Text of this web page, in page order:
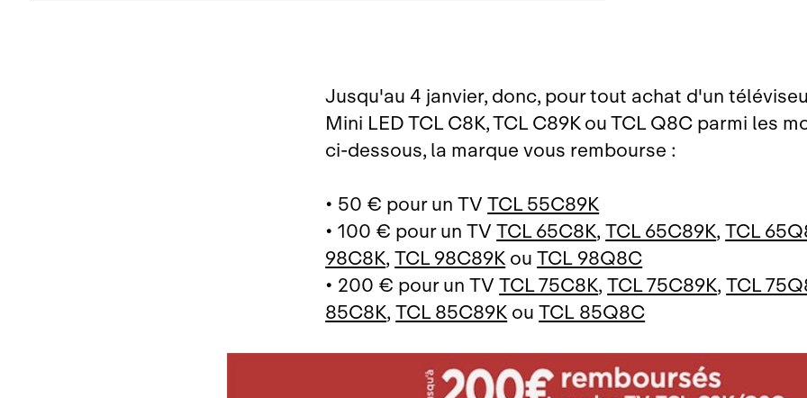
Jusqu'au 4 janvier, donc, pour tout achat d'un
Mini LED TCL C8K, TCL C89K ou TCL Q8C parmi les
ci‑dessous, la marque vous rembourse :
• 50 € pour un TVTCL 55C89K
• 100 € pour un TVTCL 65C8K,TCL 65C89K,TCL
98C8K,TCL 98C89KouTCL 98Q8C
• 200 € pour un TVTCL 75C8K,TCL 75C89K,TCL
85C8K,TCL 85C89KouTCL 85Q8C